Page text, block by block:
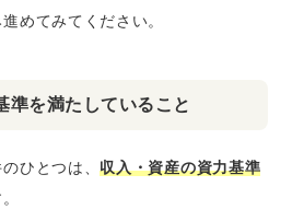
めてみてください。
準を満たしていること
ひとつは、収入・資産の資力基準